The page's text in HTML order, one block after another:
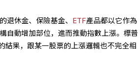
退休金、保險基金、 ETF產品都以它作為
自動增加部位，進而推動指數上漲。標普
結果，跟某一股票的上漲邏輯也不完全相